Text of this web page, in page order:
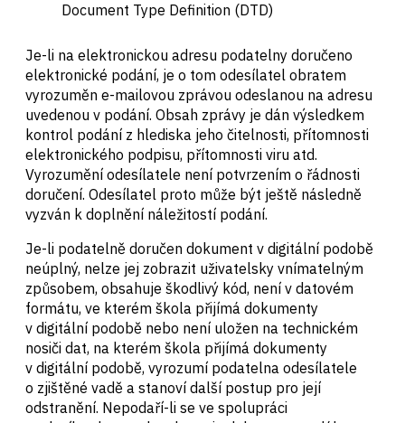
Document Type Definition (DTD)
Je-li na elektronickou adresu podatelny doručeno
elektronické podání, je o tom odesílatel obratem
vyrozuměn e-mailovou zprávou odeslanou na adresu
uvedenou v podání. Obsah zprávy je dán výsledkem
kontrol podání z hlediska jeho čitelnosti, přítomnosti
elektronického podpisu, přítomnosti viru atd.
Vyrozumění odesílatele není potvrzením o řádnosti
doručení. Odesílatel proto může být ještě následně
vyzván k doplnění náležitostí podání.
Je-li podatelně doručen dokument v digitální podobě
neúplný, nelze jej zobrazit uživatelsky vnímatelným
způsobem, obsahuje škodlivý kód, není v datovém
formátu, ve kterém škola přijímá dokumenty
v digitální podobě nebo není uložen na technickém
nosiči dat, na kterém škola přijímá dokumenty
v digitální podobě, vyrozumí podatelna odesílatele
o zjištěné vadě a stanoví další postup pro její
odstranění. Nepodaří-li se ve spolupráci